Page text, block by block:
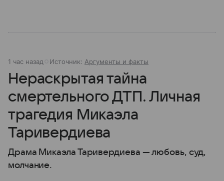
1 час назад Источник: Аргументы и факты
Нераскрытая тайна
смертельного ДТП. Личная
трагедия Микаэла
Таривердиева
Драма Микаэла Таривердиева — любовь, суд,
молчание.